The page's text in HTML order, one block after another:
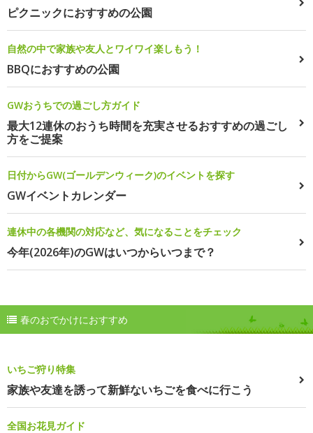
ピクニックにおすすめの公園
自然の中で家族や友人とワイワイ楽しもう！
BBQにおすすめの公園
GWおうちでの過ごし方ガイド
最大12連休のおうち時間を充実させるおすすめの過ごし
方をご提案
日付からGW(ゴールデンウィーク)のイベントを探す
GWイベントカレンダー
連休中の各機関の対応など、気になることをチェック
今年(2026年)のGWはいつからいつまで？
春のおでかけにおすすめ
いちご狩り特集
家族や友達を誘って新鮮ないちごを食べに行こう
全国お花見ガイド